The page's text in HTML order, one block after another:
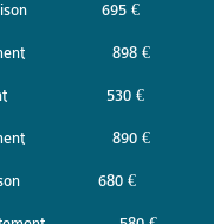
695 €
898 €
530 €
890 €
680 €